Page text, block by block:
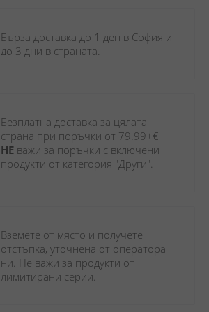
Бърза доставка до 1 ден в София и
до 3 дни в страната.
Безплатна доставка за цялата
НЕ важи за поръчки с включени
продукти от категория "Други".
Вземете от място и получете
отстъпка, уточнена от оператора
ни. Не важи за продукти от
лимитирани серии.